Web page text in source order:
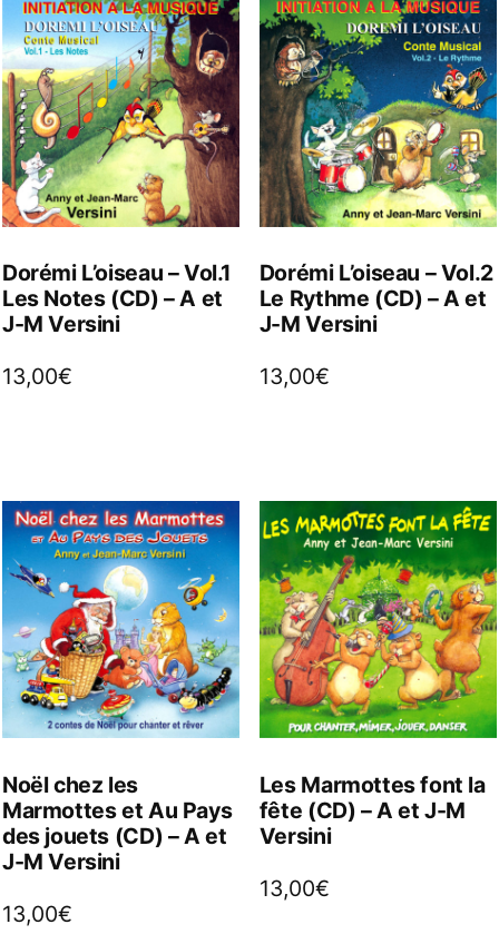
Dorémi L’oiseau – Vol.1
Les Notes (CD) – A et
J-M Versini
13,00€
Dorémi L’oiseau – Vol.2
Le Rythme (CD) – A et
J-M Versini
13,00€
Noël chez les
Marmottes et Au Pays
des jouets (CD) – A et
J-M Versini
13,00€
Les Marmottes font la
fête (CD) – A et J-M
Versini
13,00€